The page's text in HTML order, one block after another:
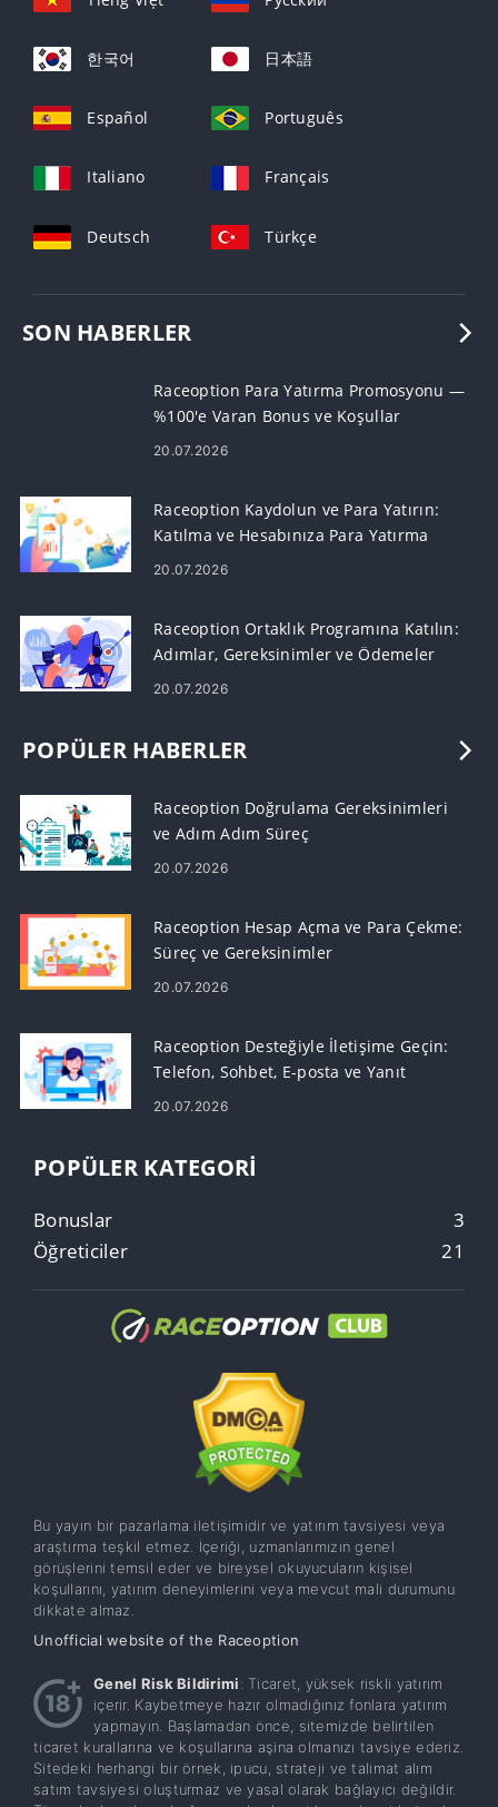
한국어 日本語
Español Português
Italiano Français
Deutsch Türkçe
SON HABERLER
Raceoption Para Yatırma Promosyonu —
%100'e Varan Bonus ve Koşullar
20.07.2026
Raceoption Kaydolun ve Para Yatırın:
Katılma ve Hesabınıza Para Yatırma
Adımları
20.07.2026
Raceoption Ortaklık Programına Katılın:
Adımlar, Gereksinimler ve Ödemeler
20.07.2026
POPÜLER HABERLER
Raceoption Doğrulama Gereksinimleri
ve Adım Adım Süreç
20.07.2026
Raceoption Hesap Açma ve Para Çekme:
Süreç ve Gereksinimler
20.07.2026
Raceoption Desteğiyle İletişime Geçin:
Telefon, Sohbet, E-posta ve Yanıt
Süreleri
20.07.2026
POPÜLER KATEGORI
Bonuslar
3
Öğreticiler
21
Bu yayın bir pazarlama iletişimidir ve yatırım tavsiyesi veya
araştırma teşkil etmez. İçeriği, uzmanlarımızın genel
görüşlerini temsil eder ve bireysel okuyucuların kişisel
koşullarını, yatırım deneyimlerini veya mevcut mali durumunu
dikkate almaz.
Unofficial website of the Raceoption
Genel Risk Bildirimi: Ticaret, yüksek riskli yatırım
içerir. Kaybetmeye hazır olmadığınız fonlara yatırım
yapmayın. Başlamadan önce, sitemizde belirtilen
ticaret kurallarına ve koşullarına aşina olmanızı tavsiye ederiz.
Sitedeki herhangi bir örnek, ipucu, strateji ve talimat alım
satım tavsiyesi oluşturmaz ve yasal olarak bağlayıcı değildir.